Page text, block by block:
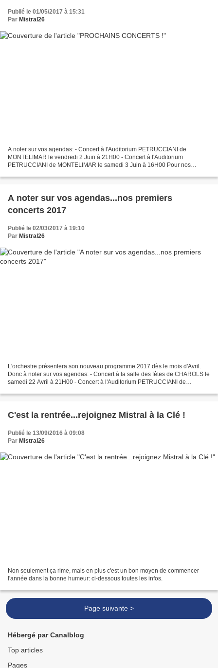
Publié le 01/05/2017 à 15:31
Par Mistral26
A noter sur vos agendas: - Concert à l'Auditorium PETRUCCIANI de
MONTELIMAR le vendredi 2 Juin à 21H00 - Concert à l'Auditorium
PETRUCCIANI de MONTELIMAR le samedi 3 Juin à 16H00 Pour nos
A noter sur vos agendas...nos premiers
concerts 2017
Publié le 02/03/2017 à 19:10
Par Mistral26
L'orchestre présentera son nouveau programme 2017 dès le mois d'Avril.
Donc à noter sur vos agendas: - Concert à la salle des fêtes de CHAROLS le
samedi 22 Avril à 21H00 - Concert à l'Auditorium PETRUCCIANI de
C'est la rentrée...rejoignez Mistral à la Clé !
Publié le 13/09/2016 à 09:08
Par Mistral26
Non seulement ça rime, mais en plus c'est un bon moyen de commencer
l'année dans la bonne humeur: ci-dessous toutes les infos.
Page suivante >
Hébergé par Canalblog
Top articles
Pages